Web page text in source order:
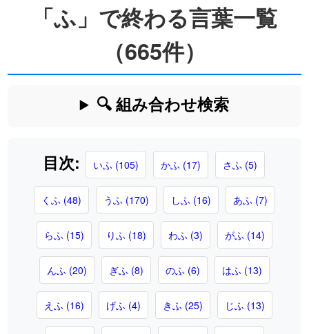
「ふ」で終わる言葉一覧
（665件）
🔍 組み合わせ検索
目次: いふ (105) かふ (17) さふ (5)
くふ (48) うふ (170) しふ (16) あふ (7)
らふ (15) りふ (18) わふ (3) がふ (14)
んふ (20) ぎふ (8) のふ (6) はふ (13)
えふ (16) げふ (4) きふ (25) じふ (13)